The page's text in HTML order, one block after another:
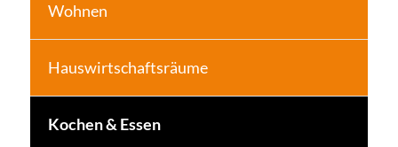
Wohnen
Hauswirtschaftsräume
Kochen & Essen